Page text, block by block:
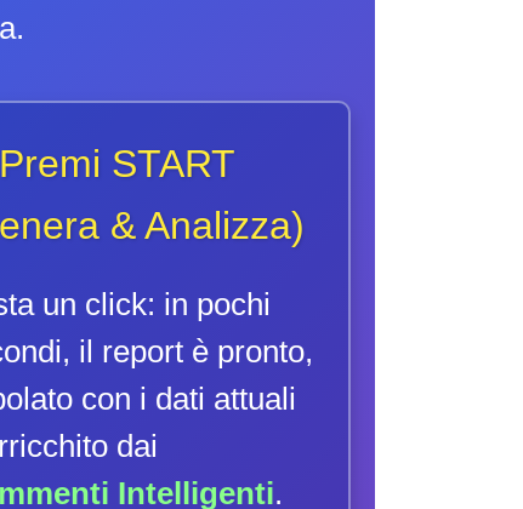
START
& Analizza)
un click: in pochi
il report è pronto,
con i dati attuali
dai
Intelligenti.